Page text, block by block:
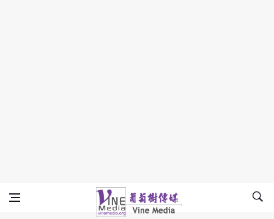
Vine Media
葡萄樹傳媒